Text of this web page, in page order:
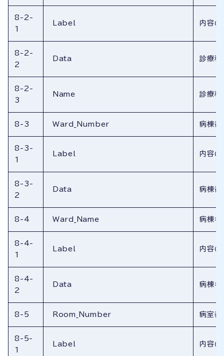
8-2-
1
Label 内容の
8-2-
2
Data 診療科
8-2-
3
Name 診療科
8-3 Ward_Number 病棟番
8-3-
1
Label 内容の
8-3-
2
Data 病棟番
8-4 Ward_Name 病棟名
8-4-
1
Label 内容の
8-4-
2
Data 病棟名
8-5 Room_Number 病室番
8-5-
1
Label 内容の